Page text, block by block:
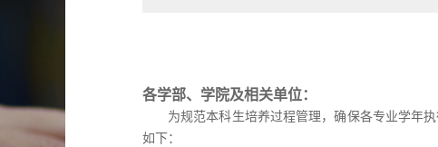
各学部、学院及相关单位：
为规范本科生培养过程管理，确保各专业学年
如下：